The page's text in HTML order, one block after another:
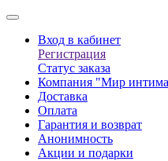
Вход в кабинет
Регистрация
Статус заказа
Компания "Мир
Доставка
Оплата
Гарантия и возврат
Анонимность
Акции и подарки